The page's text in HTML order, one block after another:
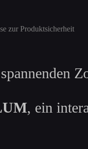
zur Produktsicherheit
, ein